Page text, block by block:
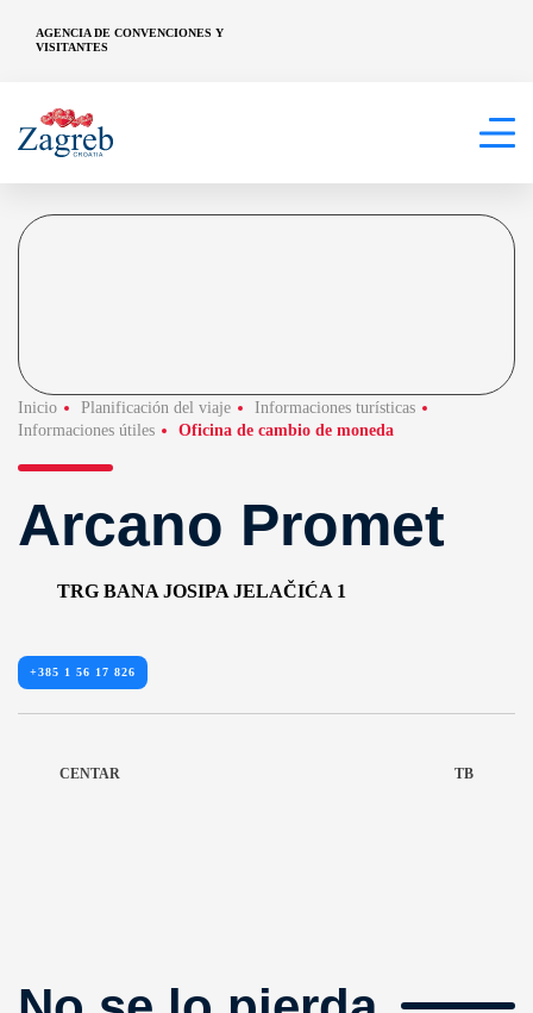
AGENCIA DE CONVENCIONES Y
VISITANTES
Inicio Planificación del viaje
Informaciones turísticas
Informaciones útiles
Oficina de cambio de moneda
Arcano Promet
TRG BANA JOSIPA JELAČIĆA 1
+385 1 56 17 826
CENTAR TB